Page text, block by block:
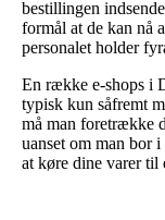
bestillingen
formål at de kan nå
personalet holder
En række e-shops i
typisk kun såfremt
må man foretrække
uanset om man bor
at køre dine varer til